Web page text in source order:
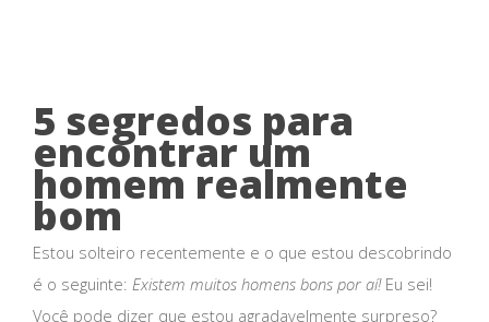
5 segredos para
encontrar um
homem realmente
bom
Estou solteiro recentemente e o que estou descobrindo
é o seguinte: Existem muitos homens bons por aí!Eu sei!
Você pode dizer que estou agradavelmente surpreso?